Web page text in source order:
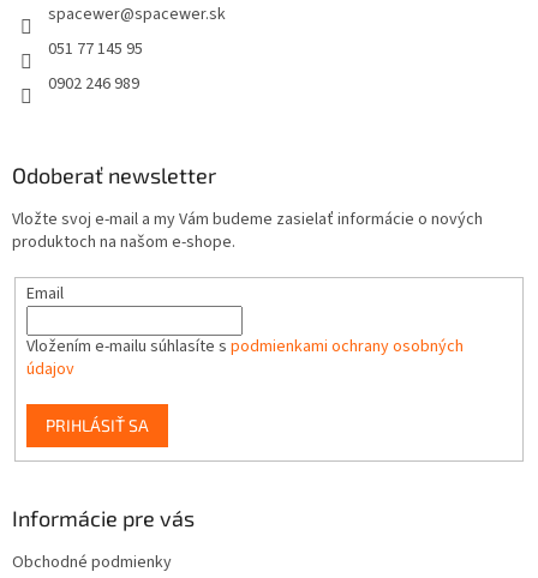
spacewer@spacewer.sk
051 77 145 95
0902 246 989
Odoberať newsletter
Vložte svoj e-mail a my Vám budeme zasielať informácie o nových
produktoch na našom e-shope.
Email
Vložením e-mailu súhlasíte s podmienkami ochrany osobných
údajov
PRIHLÁSIŤ SA
Informácie pre vás
Obchodné podmienky